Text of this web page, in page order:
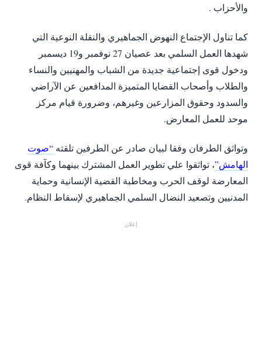
والأحزاب .
كما تناول الإجتماع النهوض الجماهيري والنقلة النوعية التي
شهدها العمل السلمي بعد عصيان 27 نوفمبر و19 ديسمبر
ودخول قوى إجتماعية جديدة من الشباب والمهنيين والنساء
والطلاب وأصحاب القضايا المتميزة المدافعين عن الآراضي
والسدود وحقوق المزارعين وغيرهم، وضرورة قيام مركز
موحد للعمل المعارض.
وتواثق الطرفان وفقا لبيان صادر عن الطرفين تلقته “صوت
الهامش”، تواثقوا علي تطوير العمل المشترك بينهما وكآفة قوى
المعارضة لوقف الحرب ومخاطبة القضية الإنسانية وحماية
المدنيين وتصعيد النضال السلمي الجماهيري لإسقاط النظام.
إعلان